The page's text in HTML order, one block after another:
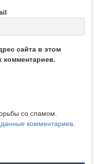
сайта в этом
комментариев.
со спамом.
комментариев.